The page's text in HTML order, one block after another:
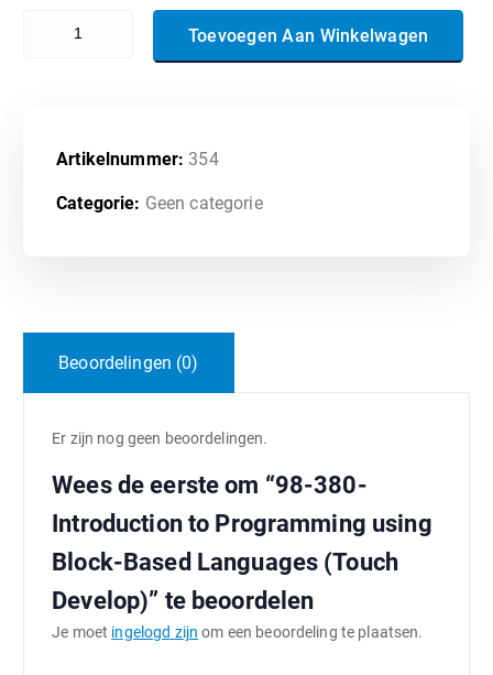
Toevoegen Aan Winkelwagen
Artikelnummer: 354
Categorie: Geen categorie
Beoordelingen (0)
Er zijn nog geen beoordelingen.
Wees de eerste om “98-380-
Introduction to Programming using
Block-Based Languages (Touch
Develop)” te beoordelen
Je moet ingelogd zijn om een beoordeling te plaatsen.